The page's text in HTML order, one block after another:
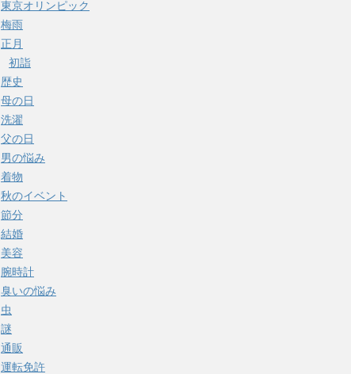
東京オリンピック
梅雨
正月
初詣
歴史
母の日
洗濯
父の日
男の悩み
着物
秋のイベント
節分
結婚
美容
腕時計
臭いの悩み
虫
謎
通販
運転免許